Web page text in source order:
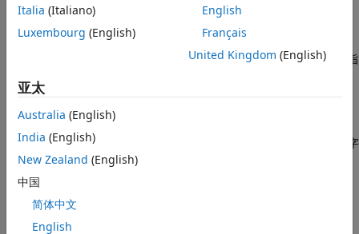
___,typename)为任何先前的语法指
示例
bnd = optim.coder.infbound(
具有与数字
变量p相同的数据类型。
示例
示例
Italia (Italiano)
Luxembourg (English)
English
Français
United Kingdom (English)
亚太
Australia (English)
India (English)
New Zealand (English)
中国
简体中文
English